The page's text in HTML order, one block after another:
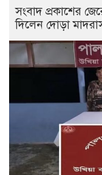
সংবাদ প্রকাশের
দিলেন দোড়া